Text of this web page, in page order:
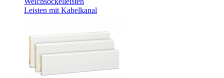
Leisten mit Kabelkanal